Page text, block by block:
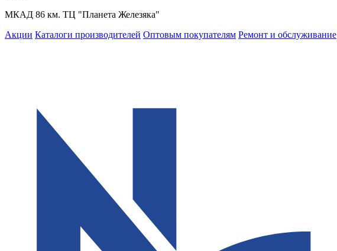
МКАД 86 км. ТЦ "Планета Железяка"
Акции Каталоги производителей Оптовым покупателям Ремонт и обслуживание